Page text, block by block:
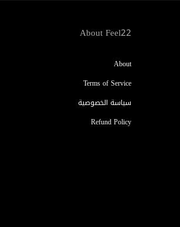
About Feel22
About
Terms of Service
سياسة الخصوصية
Refund Policy